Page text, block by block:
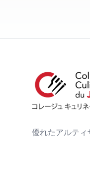
優れたアルテ